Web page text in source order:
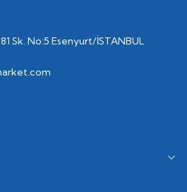
Sk. No:5 Esenyurt/İSTANBUL